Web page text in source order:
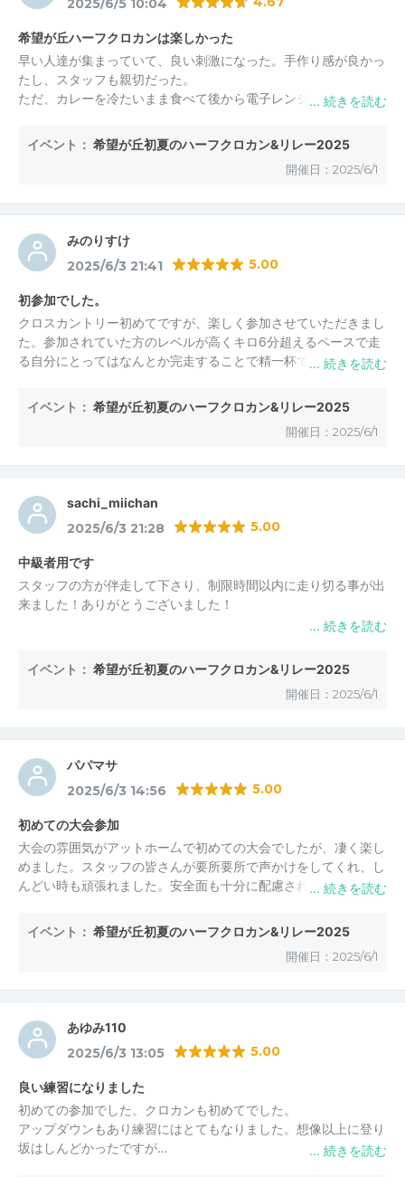
2025/6/5 10:04
希望が丘ハーフクロカンは楽しかった
早い人達が集まっていて、良い刺激になった。手作り感が良かっ
たし、スタッフも親切だった。
ただ、カレーを冷たいまま食べて後から電子レンジがあることを
イベント： 希望が丘初夏のハーフクロカン&リレー2025
開催日：2025/6/1
みのりすけ
2025/6/3 21:41 5.00
初参加でした。
クロスカントリー初めてですが、楽しく参加させていただきまし
た。参加されていた方のレベルが高くキロ6分超えるペースで走
る自分にとってはなんとか完走することで精一杯でした。湿気も
ですか？」と開催スタッフの方々に何度も確認しましたが、「楽
しんだらいいですよ」と温かいお言葉をかけていただき嬉しかっ
イベント： 希望が丘初夏のハーフクロカン&リレー2025
開催日：2025/6/1
sachi_miichan
2025/6/3 21:28 5.00
中級者用です
スタッフの方が伴走して下さり、制限時間以内に走り切る事が出
来ました！ありがとうございました！
イベント： 希望が丘初夏のハーフクロカン&リレー2025
開催日：2025/6/1
パパマサ
2025/6/3 14:56 5.00
初めての大会参加
大会の雰囲気がアットホー厶で初めての大会でしたが、凄く楽し
めました。スタッフの皆さんが要所要所で声かけをしてくれ、し
んどい時も頑張れました。安全面も十分に配慮されているので、
備して頂いている、ラッシー＆ナンサンドはとっても美味しかっ
たですよ～。
イベント： 希望が丘初夏のハーフクロカン&リレー2025
開催日：2025/6/1
あゆみ110
2025/6/3 13:05 5.00
良い練習になりました
初めての参加でした。クロカンも初めてでした。
アップダウンもあり練習にはとてもなりました。想像以上に登り
坂はしんどかったですが…